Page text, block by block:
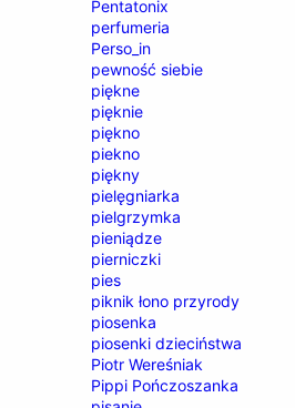
Pentatonix
perfumeria
Perso_in
pewność siebie
piękne
pięknie
piękno
piekno
piękny
pielęgniarka
pielgrzymka
pieniądze
pierniczki
pies
piknik łono przyrody
piosenka
piosenki dzieciństwa
Piotr Wereśniak
Pippi Pończoszanka